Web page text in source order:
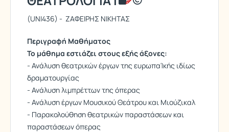
(UNI436) - ΖΑΦΕΙΡΗΣ ΝΙΚΗΤΑΣ
Περιγραφή Μαθήματος
Το μάθημα εστιάζει στους εξής άξονες:
- Ανάλυση θεατρικών έργων της ευρωπαΊκής ιδίως
δραματουργίας
- Ανάλυση λιμπρέττων της όπερας
- Ανάλυση έργων Μουσικού Θεάτρου και Μιούζικαλ
- Παρακολούθηση θεατρικών παραστάσεων και
παραστάσεων όπερας